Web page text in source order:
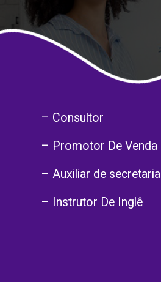
– Consultor
– Promotor De Venda
– Auxiliar de secretaria
– Instrutor De Inglê